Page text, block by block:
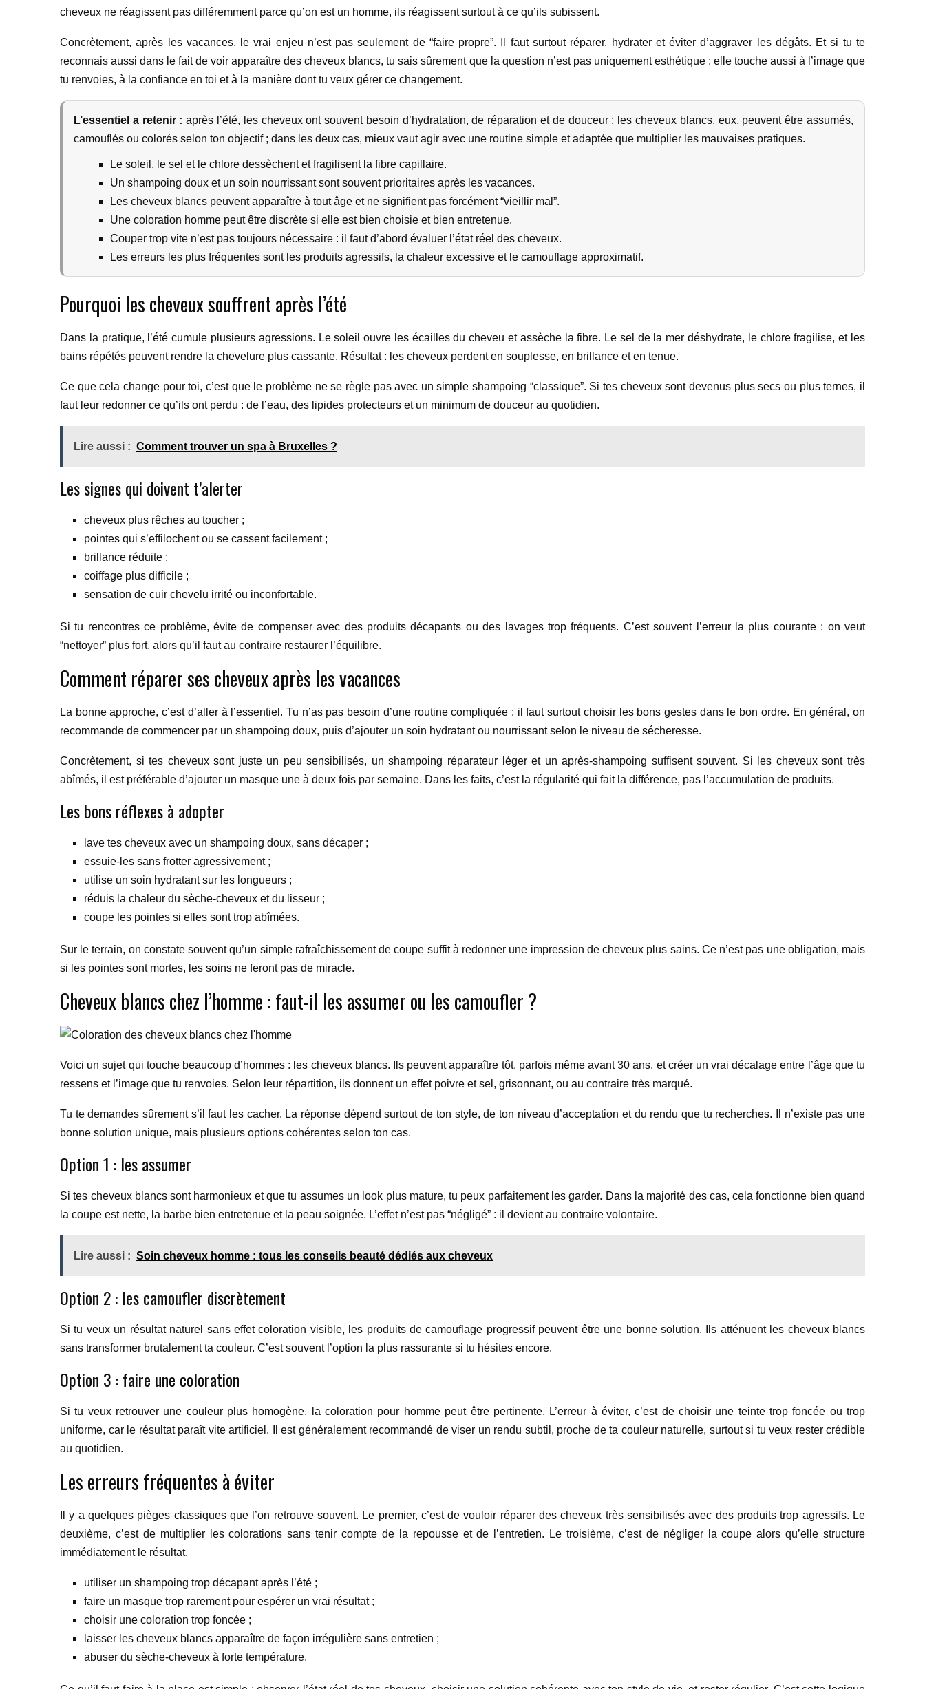
cheveux ne réagissent pas différemment parce qu’on est un homme, ils réagissent surtout à ce qu’ils subissent.
Concrètement, après les vacances, le vrai enjeu n’est pas seulement de “faire propre”. Il faut surtout réparer, hydrater et éviter d’aggraver les dégâts. Et si tu te
reconnais aussi dans le fait de voir apparaître des cheveux blancs, tu sais sûrement que la question n’est pas uniquement esthétique : elle touche aussi à l’image que
tu renvoies, à la confiance en toi et à la manière dont tu veux gérer ce changement.
L’essentiel a retenir : après l’été, les cheveux ont souvent besoin d’hydratation, de réparation et de douceur ; les cheveux blancs, eux, peuvent être assumés,
camouflés ou colorés selon ton objectif ; dans les deux cas, mieux vaut agir avec une routine simple et adaptée que multiplier les mauvaises pratiques.
Le soleil, le sel et le chlore dessèchent et fragilisent la fibre capillaire.
Un shampoing doux et un soin nourrissant sont souvent prioritaires après les vacances.
Les cheveux blancs peuvent apparaître à tout âge et ne signifient pas forcément “vieillir mal”.
Une coloration homme peut être discrète si elle est bien choisie et bien entretenue.
Couper trop vite n’est pas toujours nécessaire : il faut d’abord évaluer l’état réel des cheveux.
Les erreurs les plus fréquentes sont les produits agressifs, la chaleur excessive et le camouflage approximatif.
Pourquoi les cheveux souffrent après l’été
Dans la pratique, l’été cumule plusieurs agressions. Le soleil ouvre les écailles du cheveu et assèche la fibre. Le sel de la mer déshydrate, le chlore fragilise, et les
bains répétés peuvent rendre la chevelure plus cassante. Résultat : les cheveux perdent en souplesse, en brillance et en tenue.
Ce que cela change pour toi, c’est que le problème ne se règle pas avec un simple shampoing “classique”. Si tes cheveux sont devenus plus secs ou plus ternes, il
faut leur redonner ce qu’ils ont perdu : de l’eau, des lipides protecteurs et un minimum de douceur au quotidien.
Lire aussi : Comment trouver un spa à Bruxelles ?
Les signes qui doivent t’alerter
cheveux plus rêches au toucher ;
pointes qui s’effilochent ou se cassent facilement ;
brillance réduite ;
coiffage plus difficile ;
sensation de cuir chevelu irrité ou inconfortable.
Si tu rencontres ce problème, évite de compenser avec des produits décapants ou des lavages trop fréquents. C’est souvent l’erreur la plus courante : on veut
“nettoyer” plus fort, alors qu’il faut au contraire restaurer l’équilibre.
Comment réparer ses cheveux après les vacances
La bonne approche, c’est d’aller à l’essentiel. Tu n’as pas besoin d’une routine compliquée : il faut surtout choisir les bons gestes dans le bon ordre. En général, on
recommande de commencer par un shampoing doux, puis d’ajouter un soin hydratant ou nourrissant selon le niveau de sécheresse.
Concrètement, si tes cheveux sont juste un peu sensibilisés, un shampoing réparateur léger et un après-shampoing suffisent souvent. Si les cheveux sont très
abîmés, il est préférable d’ajouter un masque une à deux fois par semaine. Dans les faits, c’est la régularité qui fait la différence, pas l’accumulation de produits.
Les bons réflexes à adopter
lave tes cheveux avec un shampoing doux, sans décaper ;
essuie-les sans frotter agressivement ;
utilise un soin hydratant sur les longueurs ;
réduis la chaleur du sèche-cheveux et du lisseur ;
coupe les pointes si elles sont trop abîmées.
Sur le terrain, on constate souvent qu’un simple rafraîchissement de coupe suffit à redonner une impression de cheveux plus sains. Ce n’est pas une obligation, mais
si les pointes sont mortes, les soins ne feront pas de miracle.
Cheveux blancs chez l’homme : faut-il les assumer ou les camoufler ?
Voici un sujet qui touche beaucoup d’hommes : les cheveux blancs. Ils peuvent apparaître tôt, parfois même avant 30 ans, et créer un vrai décalage entre l’âge que tu
ressens et l’image que tu renvoies. Selon leur répartition, ils donnent un effet poivre et sel, grisonnant, ou au contraire très marqué.
Tu te demandes sûrement s’il faut les cacher. La réponse dépend surtout de ton style, de ton niveau d’acceptation et du rendu que tu recherches. Il n’existe pas une
bonne solution unique, mais plusieurs options cohérentes selon ton cas.
Option 1 : les assumer
Si tes cheveux blancs sont harmonieux et que tu assumes un look plus mature, tu peux parfaitement les garder. Dans la majorité des cas, cela fonctionne bien quand
la coupe est nette, la barbe bien entretenue et la peau soignée. L’effet n’est pas “négligé” : il devient au contraire volontaire.
Lire aussi : Soin cheveux homme : tous les conseils beauté dédiés aux cheveux
Option 2 : les camoufler discrètement
Si tu veux un résultat naturel sans effet coloration visible, les produits de camouflage progressif peuvent être une bonne solution. Ils atténuent les cheveux blancs
sans transformer brutalement ta couleur. C’est souvent l’option la plus rassurante si tu hésites encore.
Option 3 : faire une coloration
Si tu veux retrouver une couleur plus homogène, la coloration pour homme peut être pertinente. L’erreur à éviter, c’est de choisir une teinte trop foncée ou trop
uniforme, car le résultat paraît vite artificiel. Il est généralement recommandé de viser un rendu subtil, proche de ta couleur naturelle, surtout si tu veux rester crédible
au quotidien.
Les erreurs fréquentes à éviter
Il y a quelques pièges classiques que l’on retrouve souvent. Le premier, c’est de vouloir réparer des cheveux très sensibilisés avec des produits trop agressifs. Le
deuxième, c’est de multiplier les colorations sans tenir compte de la repousse et de l’entretien. Le troisième, c’est de négliger la coupe alors qu’elle structure
immédiatement le résultat.
utiliser un shampoing trop décapant après l’été ;
faire un masque trop rarement pour espérer un vrai résultat ;
choisir une coloration trop foncée ;
laisser les cheveux blancs apparaître de façon irrégulière sans entretien ;
abuser du sèche-cheveux à forte température.